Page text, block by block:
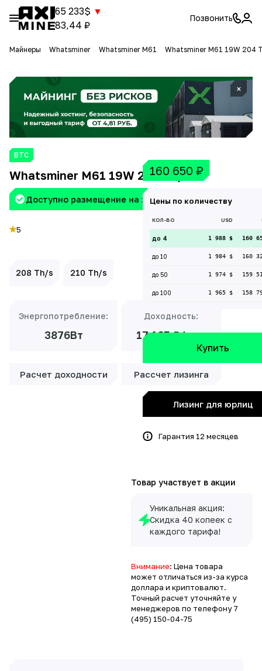
65 233$ ▼
83,44 ₽
Позвонить
Майнеры Whatsminer Whatsminer M61 Whatsminer M61 19W 204
×
BTC
Whatsminer M61 19W 204 Th/s
Доступно размещение на хостинге Aximine
5
208 Th/s 210 Th/s
Энергопотребление:
3876Вт
Доходность:
17 165 ₽/мес
Расчет доходности Рассчет лизинга
160 650 ₽
Цены по количеству
КОЛ-ВО USD
до 4 1 988 $ 160
до 10 1 984 $ 160
до 50 1 974 $ 159
до 100 1 965 $ 158
Купить
Лизинг для юрлиц
Гарантия 12 месяцев
Товар участвует в акции
Уникальная акция:
Скидка 40 копеек с
каждого тарифа!
Внимание: Цена товара
может отличаться из-за курса
доллара и криптовалют.
Точный расчет уточняйте у
менеджеров по телефону7
(495) 150-04-75